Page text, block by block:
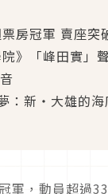
房冠軍 賣座突
院》「峰田實
：新‧大雄的
軍，動員超過